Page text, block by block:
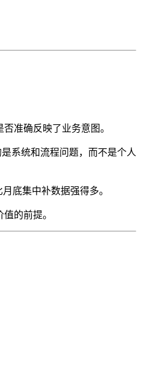
准确反映了业务意图。
系统和流程问题，而不是个人
底集中补数据强得多。
的前提。